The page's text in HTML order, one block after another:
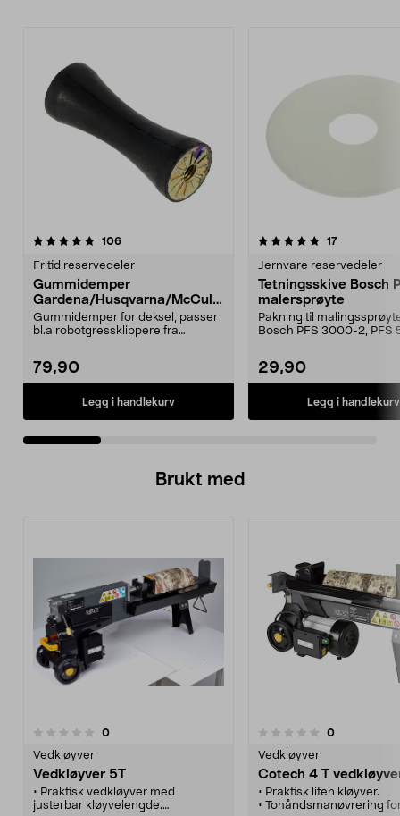
106anmeldelser
Fritid reservedeler
Gummidemper
Gardena/Husqvarna/McCullo
ch/Flymo
Gummidemper for deksel, passer
bl.a robotgressklippere fra
79,90
Legg i handlekurv
5.0 av 5 stjerner 17anmeldelser
Jernvare reservedeler
Tetningsskive Bosch
malersprøyte
Pakning til
Bosch PFS 3000-2, PFS
29,90
Legg i handlekurv
4.5 av 5 stjerner
Brukt med
0anmeldelser
Vedkløyver
Vedkløyver 5T
• Praktisk vedkløyver med
justerbar kløyvelengde.
0.0 av 5 stjerner 0anmeldelser
Vedkløyver
Cotech 4 T
• Praktisk liten kløyver.
• Tohåndsmanøvrering